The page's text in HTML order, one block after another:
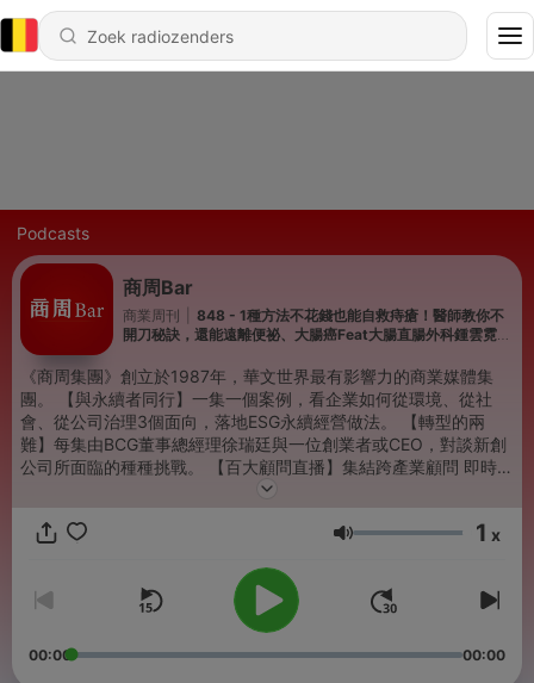
Podcasts
商周Bar
商業周刊
848 - 1種方法不花錢也能自救痔瘡！醫師教你不
開刀秘訣，還能遠離便祕、大腸癌Feat大腸直腸外科鍾雲霓醫
《商周集團》創立於1987年，華文世界最有影響力的商業媒體集
團。 【與永續者同行】一集一個案例，看企業如何從環境、從社
會、從公司治理3個面向，落地ESG永續經營做法。 【轉型的兩
難】每集由BCG董事總經理徐瑞廷與一位創業者或CEO，對談新創
公司所面臨的種種挑戰。 【百大顧問直播】集結跨產業顧問 即時解
答企業經營痛點 【商周讀書會】《商業周刊》出版部製作，邀請作
聆聽雙重良醫觀點，輕鬆辨別健康新知。 【企業最前線】整合傳播
夠？這裡還有：https://reurl.cc/pyXZMx √ 訂閱商周Youtube，看
精彩影片：https://reurl.cc/2g38mE √ 精彩報導e手讀，下載APP
商周+ ：https://reurl.cc/r8XZRZ -- ◆ 按讚商周Facebook，時刻
Volume 1 x
00:00 00:00